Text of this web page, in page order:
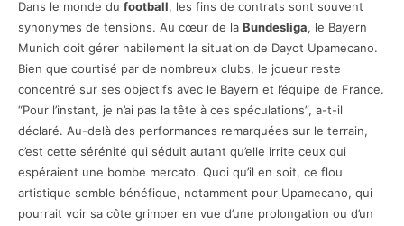
Dans le monde du football, les fins de contrats sont souvent
synonymes de tensions. Au cœur de la Bundesliga, le Bayern
Munich doit gérer habilement la situation de Dayot Upamecano.
Bien que courtisé par de nombreux clubs, le joueur reste
concentré sur ses objectifs avec le Bayern et l’équipe de France.
“Pour l’instant, je n’ai pas la tête à ces spéculations”, a-t-il
déclaré. Au-delà des performances remarquées sur le terrain,
c’est cette sérénité qui séduit autant qu’elle irrite ceux qui
espéraient une bombe mercato. Quoi qu’il en soit, ce flou
artistique semble bénéfique, notamment pour Upamecano, qui
pourrait voir sa côte grimper en vue d’une prolongation ou d’un